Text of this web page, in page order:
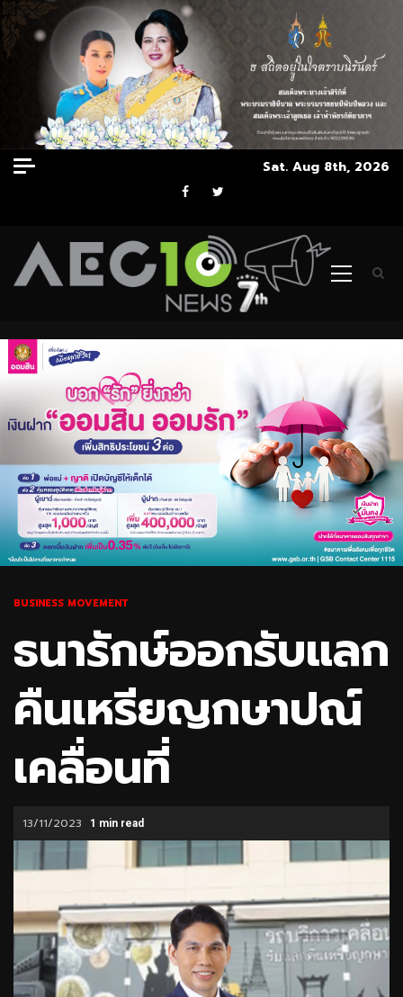
Skip
to
Sat. Aug 8th, 2026
Facebook
Twitter
Primary
BUSINESS MOVEMENT
ธนารักษ์ออกรับแลก
คืนเหรียญกษาปณ์
เคลื่อนที่
13/11/2023 1 min read